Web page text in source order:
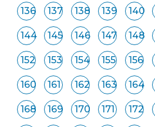
136 137 138 139 140
144 145 146 147 148
152 153 154 155 156
160 161 162 163 164
168 169 170 171 172